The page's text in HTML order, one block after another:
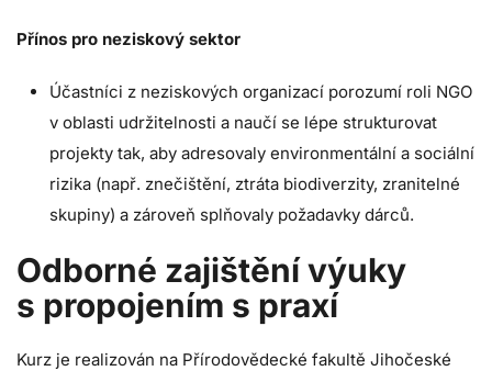
Přínos pro neziskový sektor
Účastníci z neziskových organizací porozumí roli NGO
v oblasti udržitelnosti a naučí se lépe strukturovat
projekty tak, aby adresovaly environmentální a sociální
rizika (např. znečištění, ztráta biodiverzity, zranitelné
skupiny) a zároveň splňovaly požadavky dárců.
Odborné zajištění výuky
s propojením s praxí
Kurz je realizován na Přírodovědecké fakultě Jihočeské